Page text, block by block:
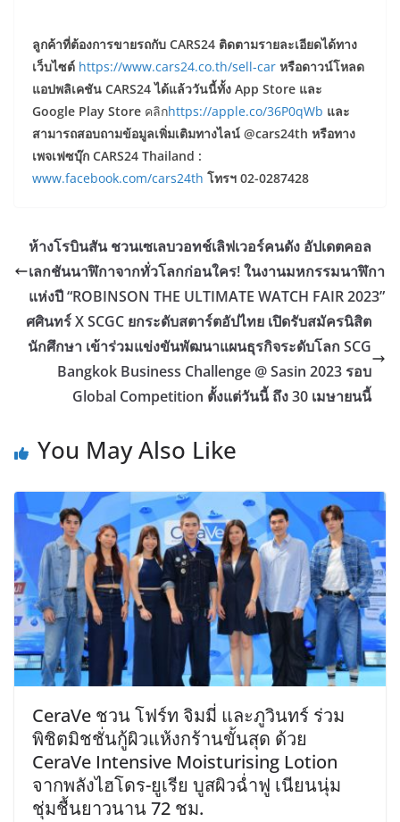
ลูกค้าที่ต้องการขายรถกับ CARS24 ติดตามรายละเอียดได้ทาง
เว็บไซต์ https://www.cars24.co.th/sell-car หรือดาวน์โหลด
แอปพลิเคชัน CARS24ได้แล้ววันนี้ทั้ง App Store และ
Google Play Store คลิกhttps://apple.co/36P0qWb และ
สามารถสอบถามข้อมูลเพิ่มเติมทางไลน์ @cars24th หรือทาง
เพจเฟซบุ๊ก CARS24 Thailand :
www.facebook.com/cars24th โทรฯ 02-0287428
ห้างโรบินสัน ชวนเซเลบวอทช์เลิฟเวอร์คนดัง อัปเดตคอล
เลกชันนาฬิกาจากทั่วโลกก่อนใคร! ในงานมหกรรมนาฬิกา
แห่งปี “ROBINSON THE ULTIMATE WATCH FAIR 2023”
ศศินทร์ X SCGC ยกระดับสตาร์ตอัปไทย เปิดรับสมัครนิสิต
นักศึกษา เข้าร่วมแข่งขันพัฒนาแผนธุรกิจระดับโลก SCG
Bangkok Business Challenge @ Sasin 2023 รอบ
Global Competition ตั้งแต่วันนี้ ถึง 30 เมษายนนี้
You May Also Like
CeraVe ชวน โฟร์ท จิมมี่ และภูวินทร์ ร่วม
พิชิตมิชชั่นกู้ผิวแห้งกร้านขั้นสุด ด้วย
CeraVe Intensive Moisturising Lotion
จากพลังไฮโดร-ยูเรีย บูสผิวฉ่ำฟู เนียนนุ่ม
ชุ่มชื้นยาวนาน 72 ชม.